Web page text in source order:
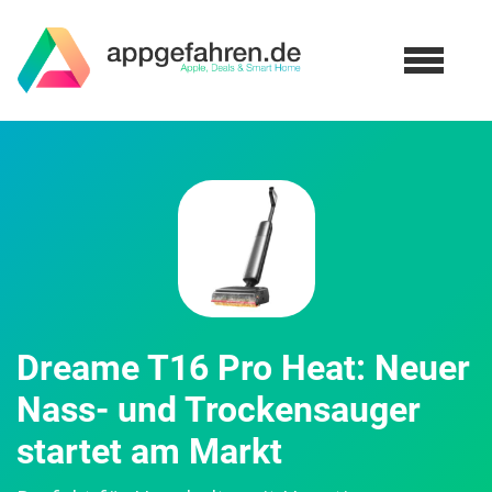
Dreame T16 Pro Heat: Neuer
Nass- und Trockensauger
startet am Markt